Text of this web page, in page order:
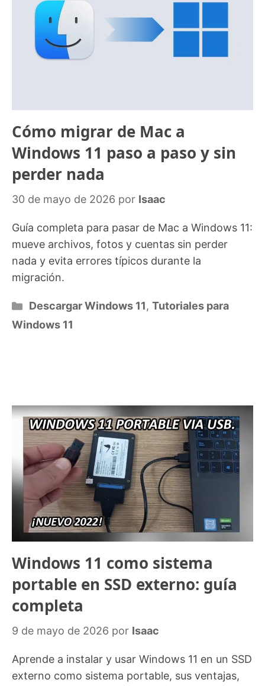
Cómo migrar de Mac a
Windows 11 paso a paso y sin
perder nada
30 de mayo de 2026 por Isaac
Guía completa para pasar de Mac a Windows 11:
mueve archivos, fotos y cuentas sin perder
nada y evita errores típicos durante la
migración.
Categorías
Descargar Windows 11, Tutoriales para
Windows 11
Windows 11 como sistema
portable en SSD externo: guía
completa
9 de mayo de 2026 por Isaac
Aprende a instalar y usar Windows 11 en un SSD
externo como sistema portable, sus ventajas,